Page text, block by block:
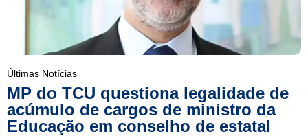
Últimas Notícias
MP do TCU questiona legalidade de
acúmulo de cargos de ministro da
Educação em conselho de estatal